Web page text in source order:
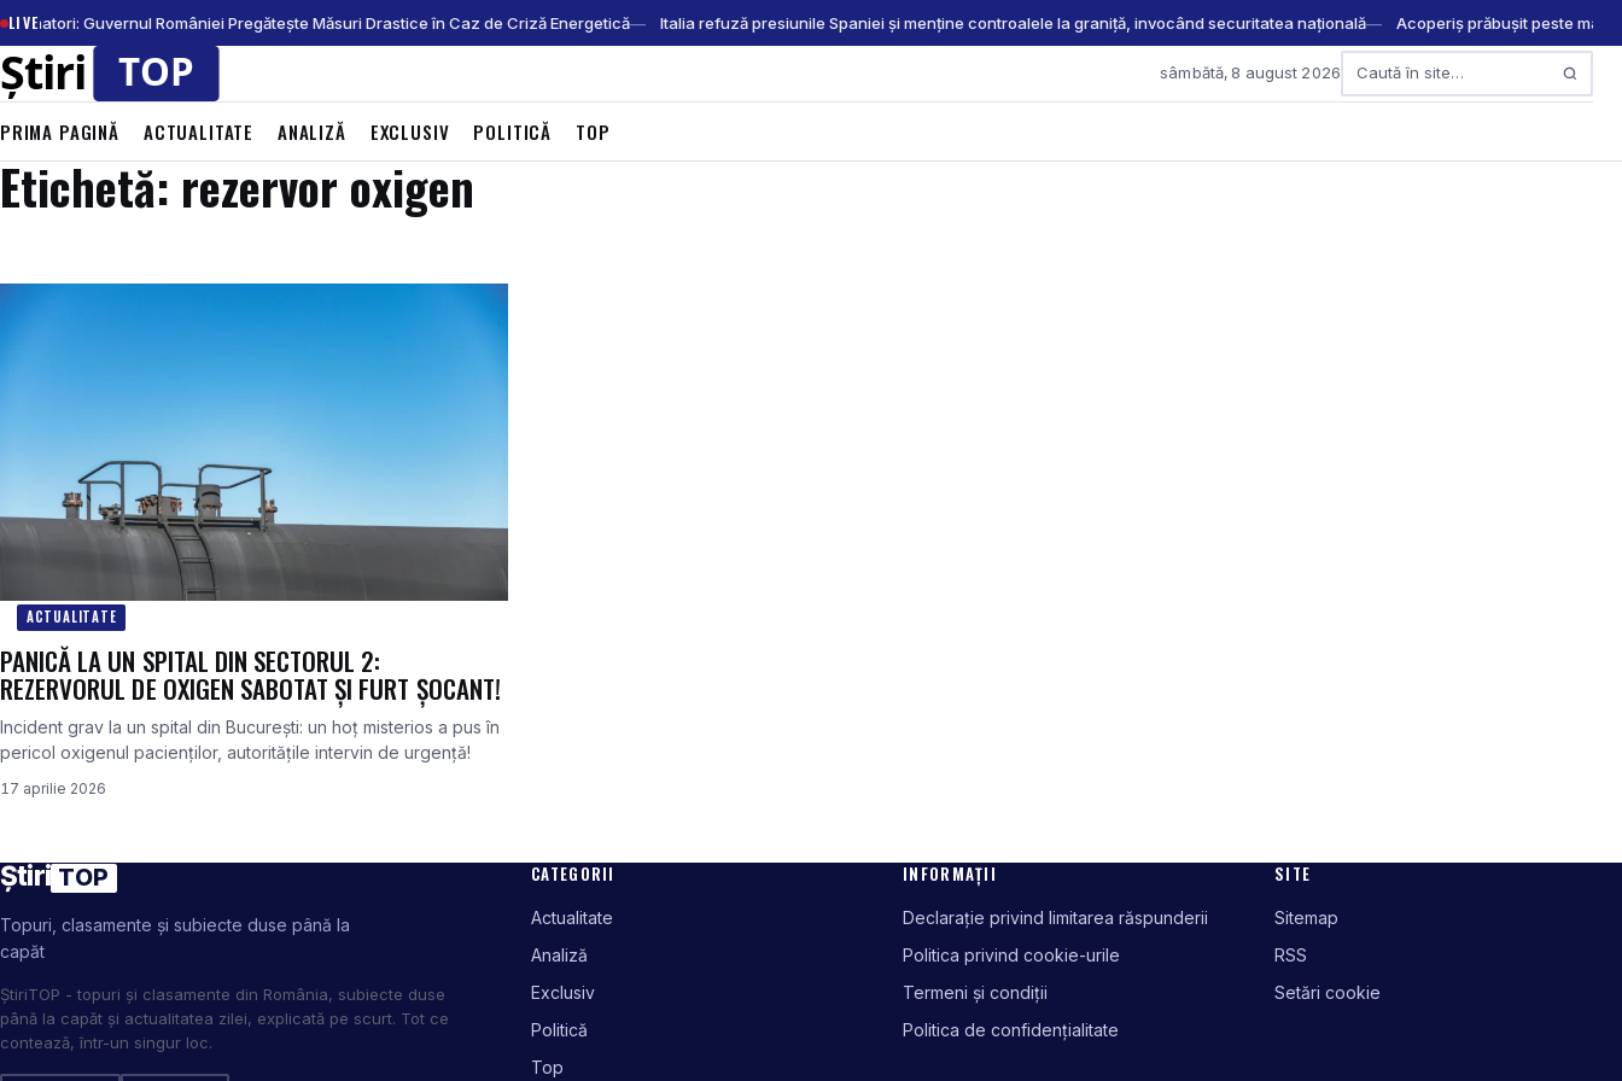
LIVE Guvernul României Pregătește Măsuri Drastice în Caz de Criză Energetică Italia refuză presiunile Spaniei și menține controalele la graniță, invocând securitatea națională Acoperiș prăbușit peste
sâmbătă, 8 august 2026 Caută
PRIMA PAGINĂ ACTUALITATE ANALIZĂ EXCLUSIV POLITICĂ TOP
Etichetă: rezervor oxigen
ACTUALITATE
PANICĂ LA UN SPITAL DIN SECTORUL 2:
REZERVORUL DE OXIGEN SABOTAT ȘI FURT ȘOCANT!
Incident grav la un spital din București: un hoț misterios a pus în
pericol oxigenul pacienților, autoritățile intervin de urgență!
17 aprilie 2026
Știri TOP
Topuri, clasamente și subiecte duse până la
capăt
ȘtiriTOP - topuri și clasamente din România, subiecte duse
până la capăt și actualitatea zilei, explicată pe scurt. Tot ce
contează, într-un singur loc.
CATEGORII
Actualitate
Analiză
Exclusiv
Politică
Top
INFORMAȚII
Declarație privind limitarea răspunderii
Politica privind cookie-urile
Termeni și condiții
Politica de confidențialitate
SITE
Sitemap
RSS
Setări cookie